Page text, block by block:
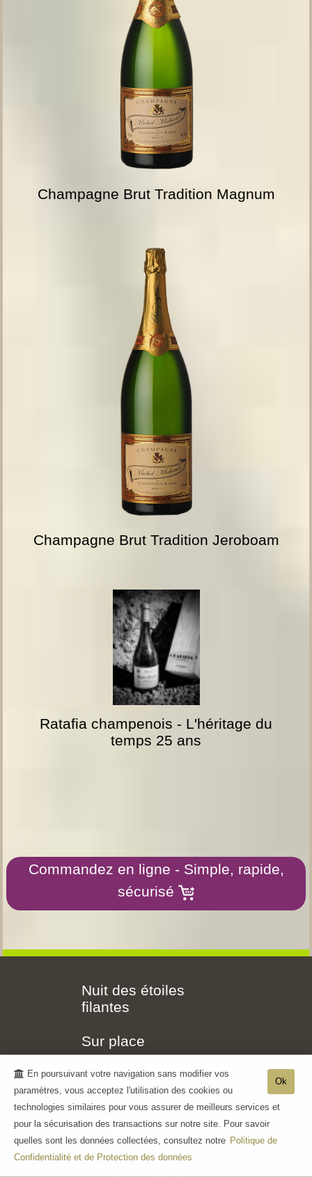
Champagne Brut Tradition Magnum
Champagne Brut Tradition Jeroboam
Ratafia champenois - L'héritage du
temps 25 ans
Commandez en ligne - Simple, rapide,
sécurisé
Nuit des étoiles
filantes
Sur place
Ateliers - Activités
La Maison
Une Histoire pétillante
Ok
En poursuivant votre navigation sans modifier vos
paramètres, vous acceptez l'utilisation des cookies ou
technologies similaires pour vous assurer de meilleurs services et
pour la sécurisation des transactions sur notre site. Pour savoir
quelles sont les données collectées, consultez notre Politique de
Confidentialité et de Protection des données